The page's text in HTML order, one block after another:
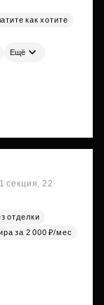
как хотите
Ещё
секция, 22
отделки
за 2 000 ₽/мес